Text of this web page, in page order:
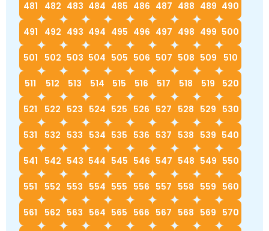
481 482 483 484 485 486 487 488 489 490
491 492 493 494 495 496 497 498 499 500
501 502 503 504 505 506 507 508 509 510
511 512 513 514 515 516 517 518 519 520
521 522 523 524 525 526 527 528 529 530
531 532 533 534 535 536 537 538 539 540
541 542 543 544 545 546 547 548 549 550
551 552 553 554 555 556 557 558 559 560
561 562 563 564 565 566 567 568 569 570